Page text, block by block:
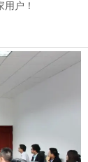
户！